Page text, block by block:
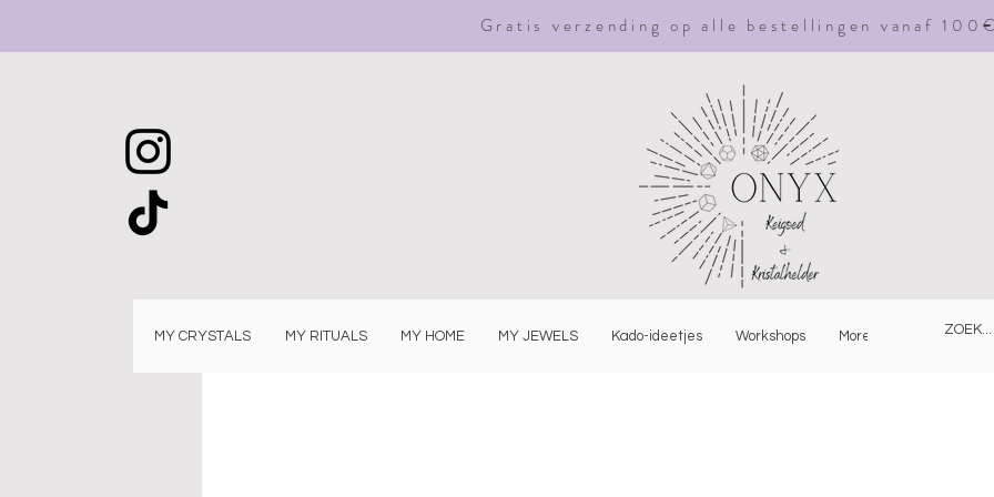
Gratis verzending op alle bestellingen vanaf 100€
MY CRYSTALS MY RITUALS MY HOME MY JEWELS Kado-ideetjes Workshops More